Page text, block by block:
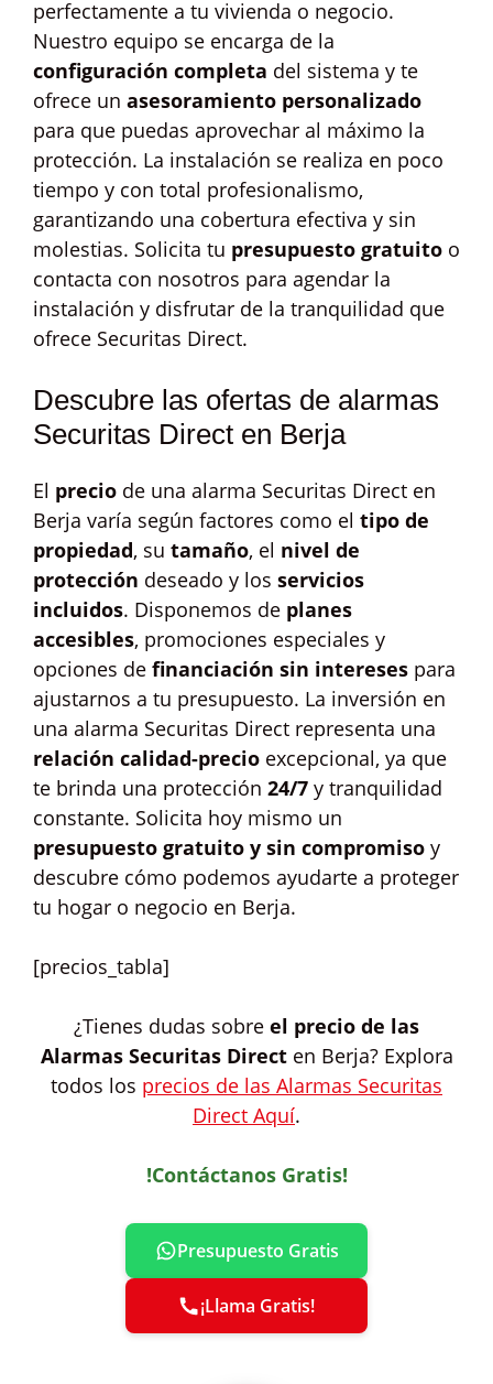
perfectamente a tu vivienda o negocio.
Nuestro equipo se encarga de la
configuración completa del sistema y te
ofrece un asesoramiento personalizado
para que puedas aprovechar al máximo la
protección. La instalación se realiza en poco
tiempo y con total profesionalismo,
garantizando una cobertura efectiva y sin
molestias. Solicita tu presupuesto gratuito o
contacta con nosotros para agendar la
instalación y disfrutar de la tranquilidad que
ofrece Securitas Direct.
Descubre las ofertas de alarmas
Securitas Direct en Berja
El precio de una alarma Securitas Direct en
Berja varía según factores como el tipo de
propiedad, su tamaño, el nivel de
protección deseado y los servicios
incluidos. Disponemos de planes
accesibles, promociones especiales y
opciones de financiación sin intereses para
ajustarnos a tu presupuesto. La inversión en
una alarma Securitas Direct representa una
relación calidad-precio excepcional, ya que
te brinda una protección 24/7 y tranquilidad
constante. Solicita hoy mismo un
presupuesto gratuito y sin compromiso y
descubre cómo podemos ayudarte a proteger
tu hogar o negocio en Berja.
[precios_tabla]
¿Tienes dudas sobre el precio de las
Alarmas Securitas Directen Berja? Explora
todos los precios de las Alarmas Securitas
Direct Aquí.
!Contáctanos Gratis!
Presupuesto Gratis
¡Llama Gratis!